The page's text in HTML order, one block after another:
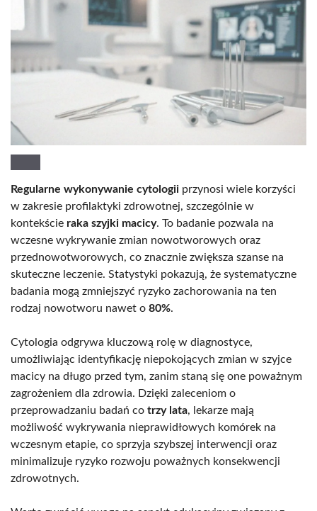
Regularne wykonywanie cytologii przynosi wiele korzyści
w zakresie profilaktyki zdrowotnej, szczególnie w
kontekście raka szyjki macicy. To badanie pozwala na
wczesne wykrywanie zmian nowotworowych oraz
przednowotworowych, co znacznie zwiększa szanse na
skuteczne leczenie. Statystyki pokazują, że systematyczne
badania mogą zmniejszyć ryzyko zachorowania na ten
rodzaj nowotworu nawet o 80%.
Cytologia odgrywa kluczową rolę w diagnostyce,
umożliwiając identyfikację niepokojących zmian w szyjce
macicy na długo przed tym, zanim staną się one poważnym
zagrożeniem dla zdrowia. Dzięki zaleceniom o
przeprowadzaniu badań co trzy lata, lekarze mają
możliwość wykrywania nieprawidłowych komórek na
wczesnym etapie, co sprzyja szybszej interwencji oraz
minimalizuje ryzyko rozwoju poważnych konsekwencji
zdrowotnych.